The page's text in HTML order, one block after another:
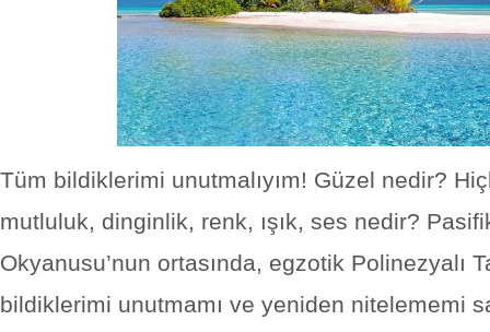
Tüm bildiklerimi unutmalıyım! Güzel nedir?
mutluluk, dinginlik, renk, ışık, ses nedir?
Okyanusu’nun ortasında, egzotik Polinezyalı
bildiklerimi unutmamı ve yeniden nitelememi